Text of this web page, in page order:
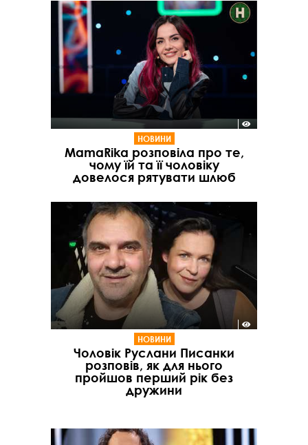
НОВИНИ
MamaRika розповіла про те,
чому їй та її чоловіку
довелося рятувати шлюб
НОВИНИ
Чоловік Руслани Писанки
розповів, як для нього
пройшов перший рік без
дружини